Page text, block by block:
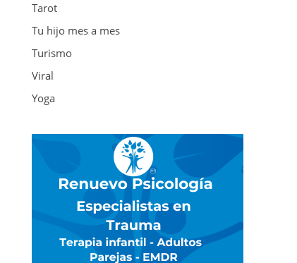
Tarot
Tu hijo mes a mes
Turismo
Viral
Yoga